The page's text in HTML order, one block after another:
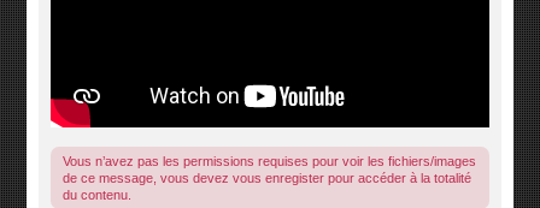
Vous n’avez pas les permissions requises pour voir les fichiers/images
de ce message, vous devez vous enregister pour accéder à la totalité
du contenu.